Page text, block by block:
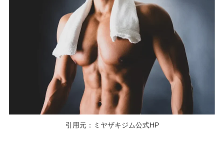
引用元：ミヤザキジム公式HP